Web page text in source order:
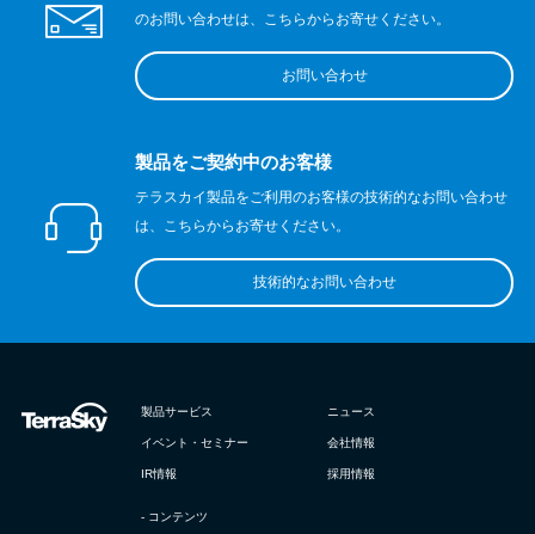
のお問い合わせは、こちらからお寄せください。
お問い合わせ
製品をご契約中のお客様
テラスカイ製品をご利用のお客様の技術的なお問い合わせ
は、こちらからお寄せください。
技術的なお問い合わせ
製品サービス ニュース
イベント・セミナー 会社情報
IR情報 採用情報
- コンテンツ